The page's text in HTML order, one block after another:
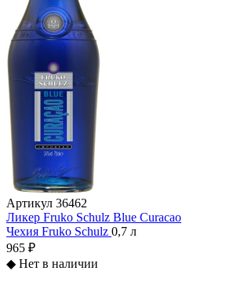
Артикул 36462
Ликер Fruko Schulz Blue Curacao
Чехия Fruko Schulz 0,7 л
965 ₽
◆ Нет в наличии